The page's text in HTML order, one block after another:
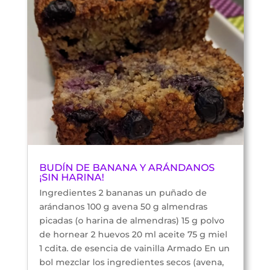
BUDÍN DE BANANA Y ARÁNDANOS
¡SIN HARINA!
Ingredientes 2 bananas un puñado de
arándanos 100 g avena 50 g almendras
picadas (o harina de almendras) 15 g polvo
de hornear 2 huevos 20 ml aceite 75 g miel
1 cdita. de esencia de vainilla Armado En un
bol mezclar los ingredientes secos (avena,